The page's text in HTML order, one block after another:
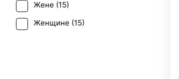
Жене (15)
Женщине (15)